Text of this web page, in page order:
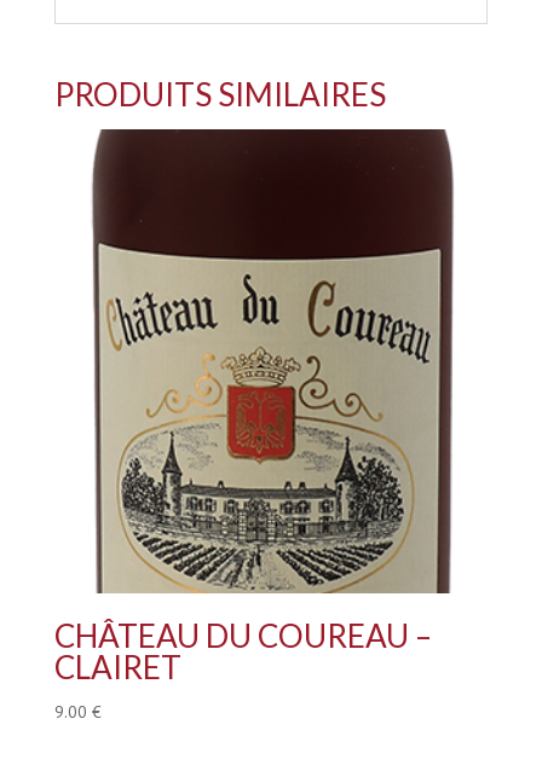
PRODUITS SIMILAIRES
CHÂTEAU DU COUREAU –
CLAIRET
9.00 €